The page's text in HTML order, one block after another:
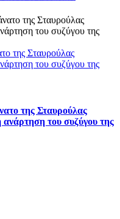
της Σταυρούλας
του συζύγου της
της Σταυρούλας
του συζύγου της